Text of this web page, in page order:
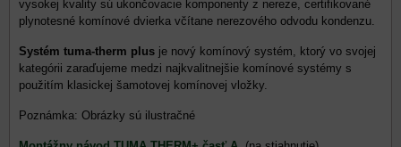
vysokej kvality sú ukončovacie komponenty z nereze, certifikované
plynotesné komínové dvierka včítane nerezového odvodu kondenzu.
Systém tuma-therm plus je nový komínový systém, ktorý vo svojej
kategórii zaraďujeme medzi najkvalitnejšie komínové systémy s
použitím klasickej šamotovej komínovej vložky.
Poznámka: Obrázky sú ilustračné